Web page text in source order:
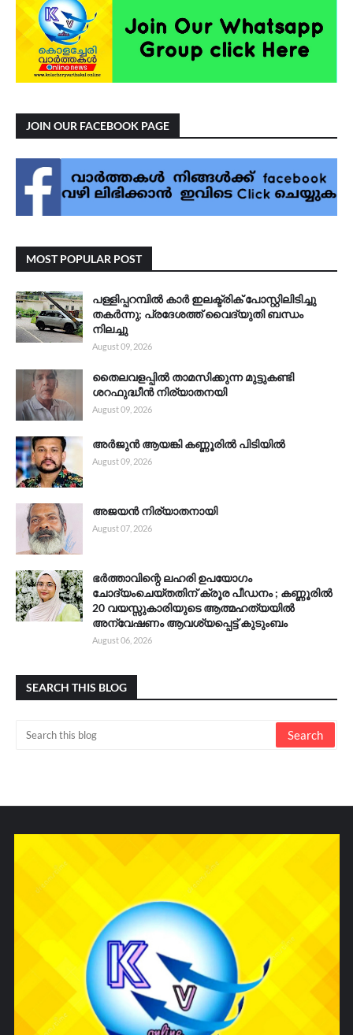
JOIN OUR FACEBOOK PAGE
MOST POPULAR POST
പള്ളിപ്പറമ്പിൽ കാർ ഇലക്ട്രിക് പോസ്റ്റിലിടിച്ചു
തകർന്നു; പ്രദേശത്ത് വൈദ്യുതി ബന്ധം
നിലച്ചു
August 09, 2026
തൈലവളപ്പിൽ താമസിക്കുന്ന മുട്ടുകണ്ടി
ശറഫുദ്ധീൻ നിര്യാതനയി
August 09, 2026
അർജുൻ ആയങ്കി കണ്ണൂരിൽ പിടിയിൽ
August 09, 2026
അജയൻ നിര്യാതനായി
August 07, 2026
ഭർത്താവിന്റെ ലഹരി ഉപയോഗം
ചോദ്യംചെയ്തതിന് ക്രൂര പീഡനം ; കണ്ണൂരിൽ
20 വയസ്സുകാരിയുടെ ആത്മഹത്യയിൽ
അന്വേഷണം ആവശ്യപ്പെട്ട് കുടുംബം
August 06, 2026
SEARCH THIS BLOG